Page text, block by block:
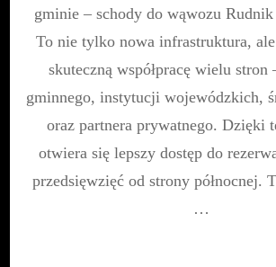
gminie – schody do wąwozu Rudnik
To nie tylko nowa infrastruktura,
skuteczną współpracę wielu stron
gminnego, instytucji wojewódzkich,
oraz partnera prywatnego. Dzięki
otwiera się lepszy dostęp do
przedsięwzięć od strony północnej.
…